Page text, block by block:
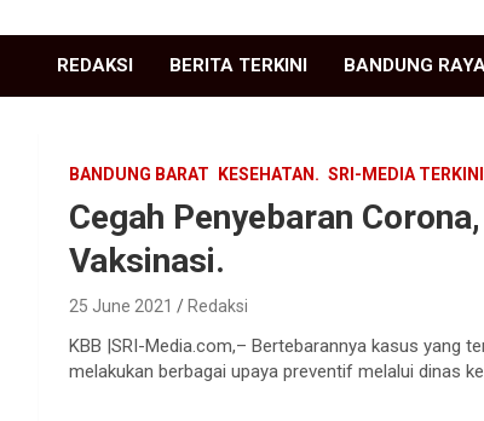
SRI Media news
REDAKSI BERITA TERKINI BANDUNG
BANDUNG BARAT KESEHATAN. SRI-MEDIA TERKINI
Cegah Penyebaran
Vaksinasi.
25 June 2021 Redaksi
KBB |SRI-Media.com,– Bertebarannya kasus yang
melakukan berbagai upaya preventif melalui dinas